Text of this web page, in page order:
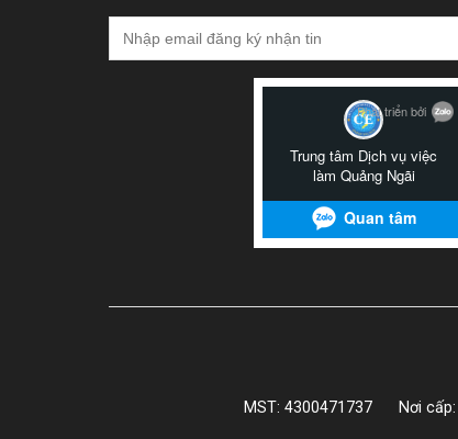
MST: 4300471737
Nơi